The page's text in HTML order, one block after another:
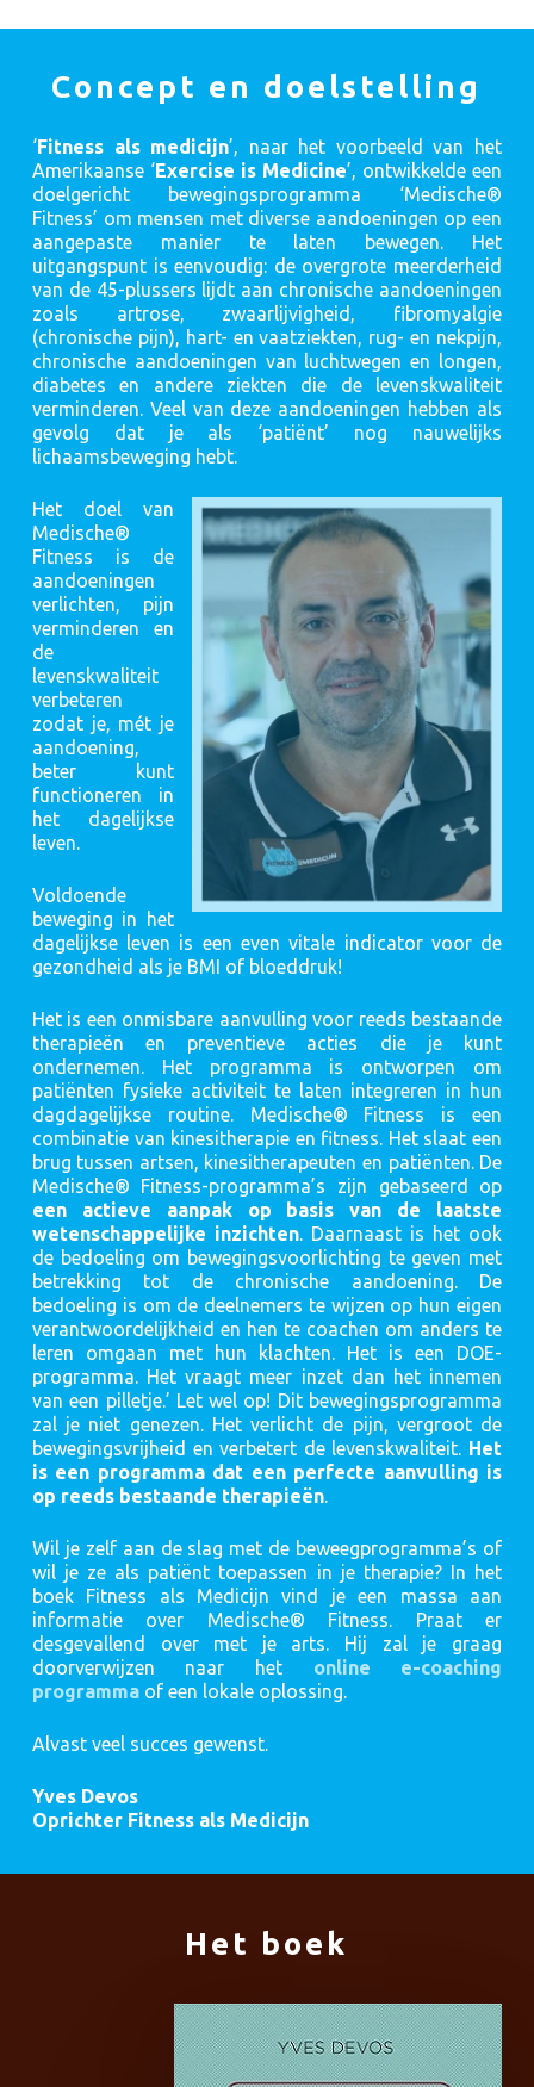
Concept en doelstelling
‘Fitness als medicijn’, naar het voorbeeld van het
Amerikaanse ‘Exercise is Medicine’, ontwikkelde een
doelgericht bewegingsprogramma ‘Medische®
Fitness’ om mensen met diverse aandoeningen op een
aangepaste manier te laten bewegen. Het
uitgangspunt is eenvoudig: de overgrote meerderheid
van de 45-plussers lijdt aan chronische aandoeningen
zoals artrose, zwaarlijvigheid, fibromyalgie
(chronische pijn), hart- en vaatziekten, rug- en nekpijn,
chronische aandoeningen van luchtwegen en longen,
diabetes en andere ziekten die de levenskwaliteit
verminderen. Veel van deze aandoeningen hebben als
gevolg dat je als ‘patiënt’ nog nauwelijks
lichaamsbeweging hebt.
Het doel van
Medische®
Fitness is de
aandoeningen
verlichten, pijn
verminderen en
de
levenskwaliteit
verbeteren
zodat je, mét je
aandoening,
beter kunt
functioneren in
het dagelijkse
leven.
Voldoende
beweging in het
dagelijkse leven is een even vitale indicator voor de
gezondheid als je BMI of bloeddruk!
Het is een onmisbare aanvulling voor reeds bestaande
therapieën en preventieve acties die je kunt
ondernemen. Het programma is ontworpen om
patiënten fysieke activiteit te laten integreren in hun
dagdagelijkse routine. Medische® Fitness is een
combinatie van kinesitherapie en fitness. Het slaat een
brug tussen artsen, kinesitherapeuten en patiënten. De
Medische® Fitness-programma’s zijn gebaseerd op
een actieve aanpak op basis van de laatste
wetenschappelijke inzichten. Daarnaast is het ook
de bedoeling om bewegingsvoorlichting te geven met
betrekking tot de chronische aandoening. De
bedoeling is om de deelnemers te wijzen op hun eigen
verantwoordelijkheid en hen te coachen om anders te
leren omgaan met hun klachten. Het is een DOE-
programma. Het vraagt meer inzet dan het innemen
van een pilletje.’ Let wel op! Dit bewegingsprogramma
zal je niet genezen. Het verlicht de pijn, vergroot de
bewegingsvrijheid en verbetert de levenskwaliteit. Het
is een programma dat een perfecte aanvulling is
op reeds bestaande therapieën.
Wil je zelf aan de slag met de beweegprogramma’s of
wil je ze als patiënt toepassen in je therapie? In het
boek Fitness als Medicijn vind je een massa aan
informatie over Medische® Fitness. Praat er
desgevallend over met je arts. Hij zal je graag
doorverwijzen naar het online e-coaching
programmaof een lokale oplossing.
Alvast veel succes gewenst.
Yves Devos
Oprichter Fitness als Medicijn
Het boek